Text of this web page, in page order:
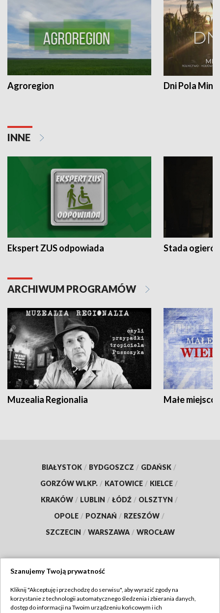
Agroregion Dni Pola
INNE
Ekspert ZUS odpowiada Stada
ARCHIWUM PROGRAMÓW
Muzealia Regionalia Małe
BIAŁYSTOK / BYDGOSZCZ / GDAŃSK /
GORZÓW WLKP. / KATOWICE / KIELCE /
KRAKÓW / LUBLIN / ŁÓDŹ / OLSZTYN /
OPOLE / POZNAŃ / RZESZÓW /
SZCZECIN / WARSZAWA / WROCŁAW
TVP
Szanujemy Twoją prywatność
Kliknij "Akceptuję i przechodzę do serwisu", aby wyrazić zgody na
korzystanie z technologii automatycznego śledzenia i zbierania danych,
dostęp do informacji na Twoim urządzeniu końcowym i ich